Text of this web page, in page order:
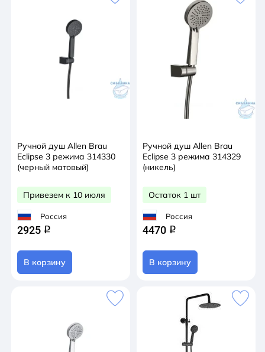
Ручной душ Allen Brau
Eclipse 3 режима 314330
(черный матовый)
Привезем к 10 июля
Россия
2925 q
В корзину
Ручной душ Allen Brau
Eclipse 3 режима 314329
(никель)
Остаток 1 шт
Россия
4470 q
В корзину